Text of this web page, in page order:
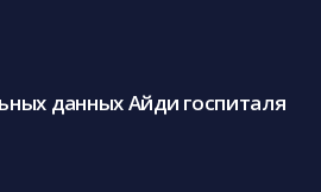
данных Айди госпиталя